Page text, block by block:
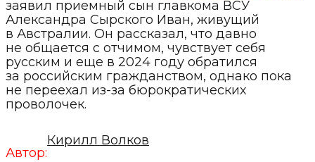
заявил приемный сын главкома ВСУ
Александра Сырского Иван, живущий
в Австралии. Он рассказал, что давно
не общается с отчимом, чувствует себя
русским и еще в 2024 году обратился
за российским гражданством, однако пока
не переехал из-за бюрократических
проволочек.
Автор:
Кирилл Волков